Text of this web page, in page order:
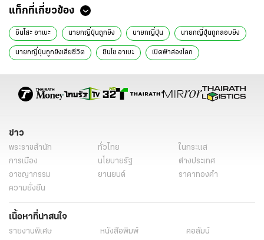
แท็กที่เกี่ยวข้อง
ชินโสะ อาเบะ นายกญี่ปุ่นถูกยิง นายกญี่ปุ่น นายกญี่ปุ่นถูกลอบยิง
นายกญี่ปุ่นถูกยิงเสียชีวิต ชินโซ อาเบะ เปิดฟ้าส่องโลก
ข่าว
พระราชสำนัก ทั่วไทย
ในกระแส
การเมือง
นโยบายรัฐ
ต่างประเทศ
อาชญากรรม
ยานยนต์
ราคาทองคำ
ความยั่งยืน
เนื้อหาที่น่าสนใจ
รายงานพิเศษ หนังสือพิมพ์
คอลัมน์